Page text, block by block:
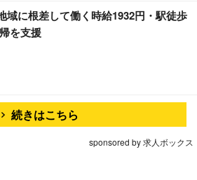
域に根差して働く時給1932円・駅徒歩
を支援
続きはこちら
sponsored by 求人ボックス